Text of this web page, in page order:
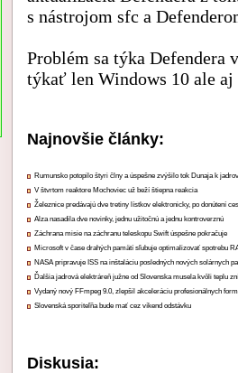
s nástrojom sfc a
Problém sa týka Defendera
týkať len Windows 10 ale
Najnovšie články:
Rumunsko potopilo štyri člny a úspešne zvýšilo tok Dunaja k
V štvrtom reaktore Mochoviec už beží štiepna reakcia
Železnice predávajú dve tretiny lístkov elektronicky, po donútení
Alza nasadila dve novinky, jednu užitočnú a jednu kontroverznú
Záchrana misie na záchranu teleskopu Swift úspešne pokračuje
Microsoft v čase drahých pamätí sľubuje optimalizovať spotrebu
NASA pripravuje ISS na inštaláciu posledných nových solárnych
Ďalšia jadrová elektráreň južne od Slovenska musela kvôli teplu
Vydaný nový FFmpeg 9.0, zlepšil akceleráciu profesionálnych
Slovenská sporiteľňa bude mať cez víkend odstávku
Diskusia: